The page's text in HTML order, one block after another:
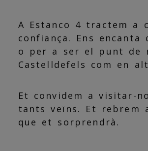
A Estanco 4 tractem a
confiança. Ens
o per a ser el punt de
Castelldefels com en
Et convidem a visitar-
tants veïns. Et rebrem
que et sorprendrà.